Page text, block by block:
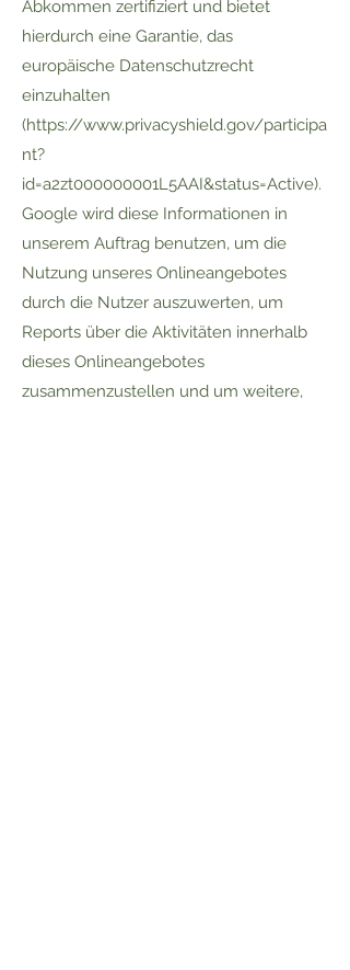
Abkommen zertifiziert und bietet
hierdurch eine Garantie, das
europäische Datenschutzrecht
einzuhalten
(https://www.privacyshield.gov/participa
nt?
id=a2zt000000001L5AAI&status=Active).
Google wird diese Informationen in
unserem Auftrag benutzen, um die
Nutzung unseres Onlineangebotes
durch die Nutzer auszuwerten, um
Reports über die Aktivitäten innerhalb
dieses Onlineangebotes
zusammenzustellen und um weitere,